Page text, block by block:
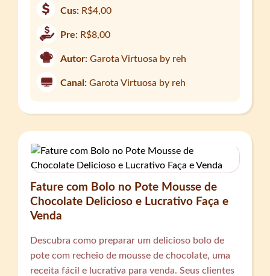
Cus: R$4,00
Pre: R$8,00
Autor: Garota Virtuosa by reh
Canal: Garota Virtuosa by reh
Fature com Bolo no Pote Mousse de
Chocolate Delicioso e Lucrativo Faça e
Venda
Descubra como preparar um delicioso bolo de
pote com recheio de mousse de chocolate, uma
receita fácil e lucrativa para venda. Seus clientes